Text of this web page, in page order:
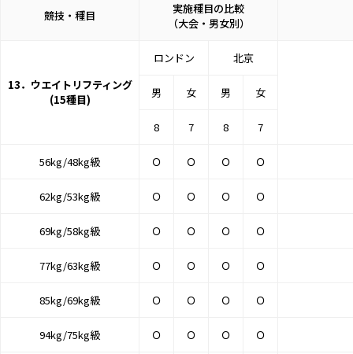
競技・種目
実施種目の比較
（大会・男女別）
13．ウエイトリフティング
(15種目)
ロンドン 北京
男 女 男 女
8 7 8 7
56kg/48kg級 Ｏ Ｏ Ｏ Ｏ
62kg/53kg級 Ｏ Ｏ Ｏ Ｏ
69kg/58kg級 Ｏ Ｏ Ｏ Ｏ
77kg/63kg級 Ｏ Ｏ Ｏ Ｏ
85kg/69kg級 Ｏ Ｏ Ｏ Ｏ
94kg/75kg級 Ｏ Ｏ Ｏ Ｏ